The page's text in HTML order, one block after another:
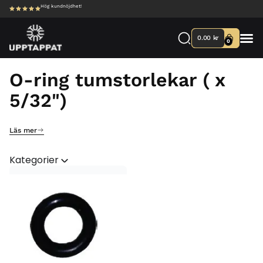
Hög kundnöjdhet!
0.00 kr 0
O-ring tumstorlekar ( x
5/32")
Läs mer
Kategorier